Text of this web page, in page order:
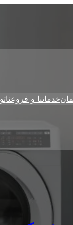
خدماتنا و فروعنا